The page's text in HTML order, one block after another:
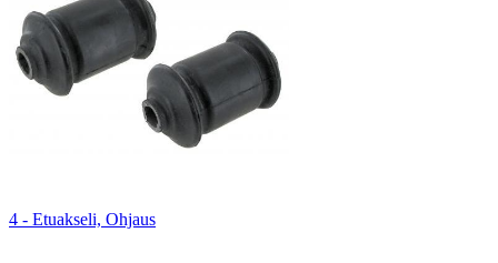
4 - Etuakseli, Ohjaus